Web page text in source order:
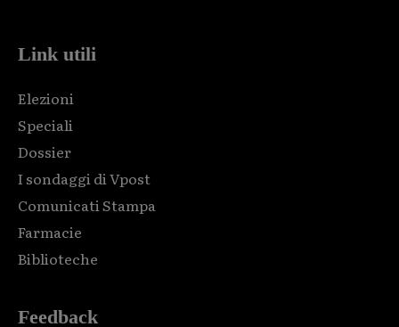
Link utili
Elezioni
Speciali
Dossier
I sondaggi di Vpost
Comunicati Stampa
Farmacie
Biblioteche
Feedback